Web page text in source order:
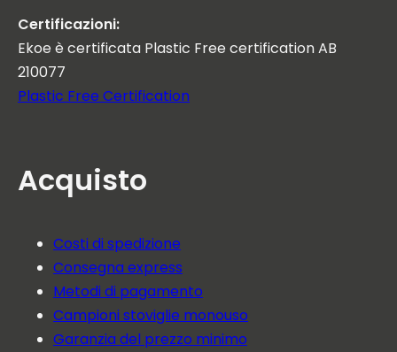
Certificazioni:
Ekoe è certificata Plastic Free certification AB
210077
Plastic Free Certification
Acquisto
Costi di spedizione
Consegna express
Metodi di pagamento
Campioni stoviglie monouso
Garanzia del prezzo minimo